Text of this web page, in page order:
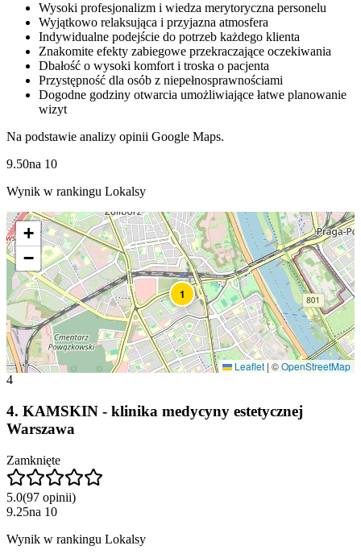
Wysoki profesjonalizm i wiedza merytoryczna personelu
Wyjątkowo relaksująca i przyjazna atmosfera
Indywidualne podejście do potrzeb każdego klienta
Znakomite efekty zabiegowe przekraczające oczekiwania
Dbałość o wysoki komfort i troska o pacjenta
Przystępność dla osób z niepełnosprawnościami
Dogodne godziny otwarcia umożliwiające łatwe planowanie
wizyt
Na podstawie analizy opinii Google Maps.
9.50na 10
Wynik w rankingu Lokalsy
1
+
−
Leaflet | ©OpenStreetMap
4
4. KAMSKIN - klinika medycyny estetycznej
Warszawa
Zamknięte
5.0(97 opinii)
9.25na 10
Wynik w rankingu Lokalsy